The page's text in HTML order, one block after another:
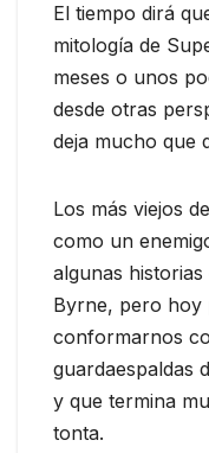
El tiempo dirá
mitología de
meses o unos
desde otras
deja mucho que
Los más viejos
como un
algunas
Byrne, pero hoy
conformarnos
guardaespaldas
y que termina
tonta.